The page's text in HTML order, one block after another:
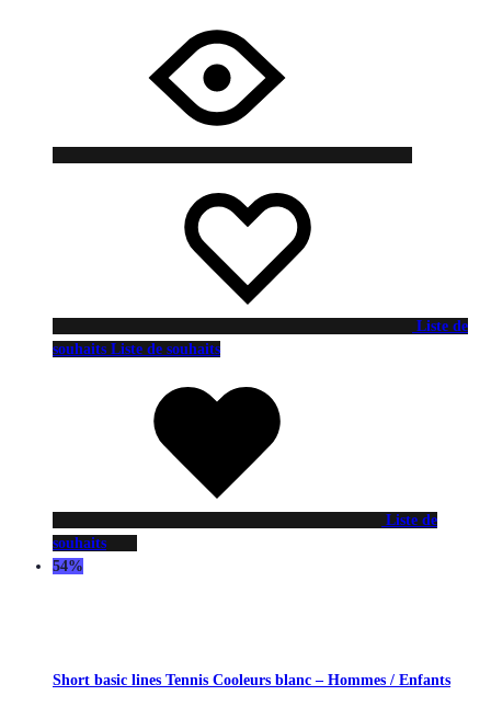
Liste de
souhaits Liste de souhaits
Liste de
souhaits
54%
Short basic lines Tennis Cooleurs blanc – Hommes / Enfants